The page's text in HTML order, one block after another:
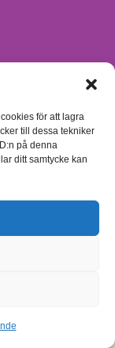
för att lagra
till dessa tekniker
på denna
ditt samtycke kan
i Sibbo.